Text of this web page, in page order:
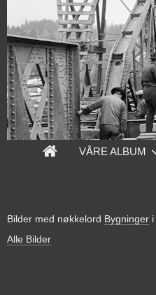
VÅRE ALBUM
Bilder med nøkkelord Bygninger i
Alle Bilder